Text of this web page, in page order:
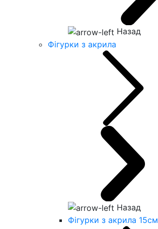
Назад
Фігурки з акрила
Назад
Фігурки з акрила 15см